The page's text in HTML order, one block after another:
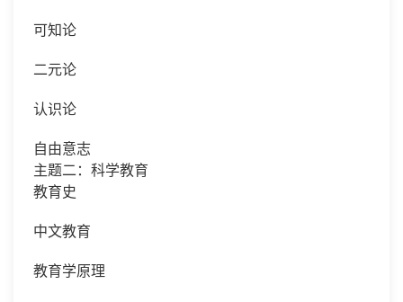
可知论
二元论
认识论
自由意志
主题二：科学教育
教育史
中文教育
教育学原理